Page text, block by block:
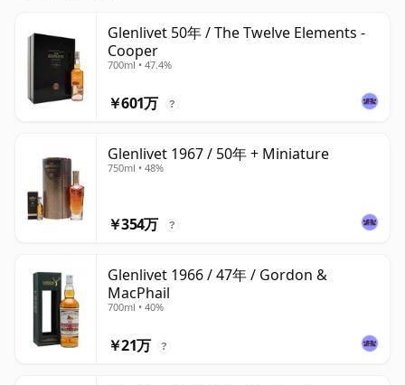
Glenlivet 50年 / The Twelve Elements -
Cooper
700ml • 47.4%
￥601万 ?
Glenlivet 1967 / 50年 + Miniature
750ml • 48%
￥354万 ?
Glenlivet 1966 / 47年 / Gordon &
MacPhail
700ml • 40%
￥21万 ?